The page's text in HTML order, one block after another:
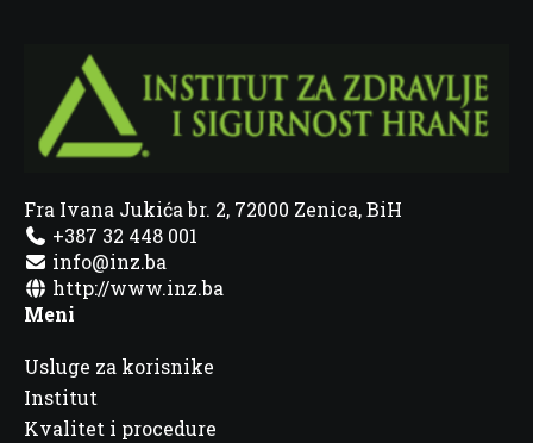
Fra Ivana Jukića br. 2, 72000 Zenica, BiH
+387 32 448 001
info@inz.ba
http://www.inz.ba
Meni
Usluge za korisnike
Institut
Kvalitet i procedure